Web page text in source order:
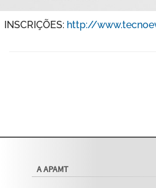
INSCRIÇÕES: http://
A APAMT